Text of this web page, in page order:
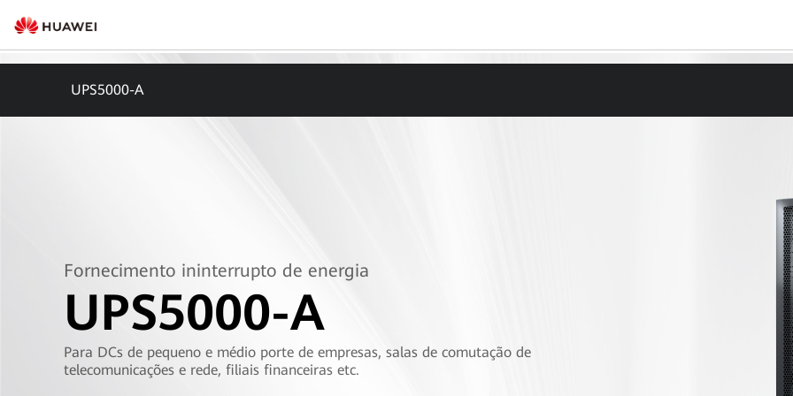
UPS5000-A
Fornecimento ininterrupto de energia
UPS5000-A
Para DCs de pequeno e médio porte de empresas, salas de comutação de
telecomunicações e rede, filiais financeiras etc.